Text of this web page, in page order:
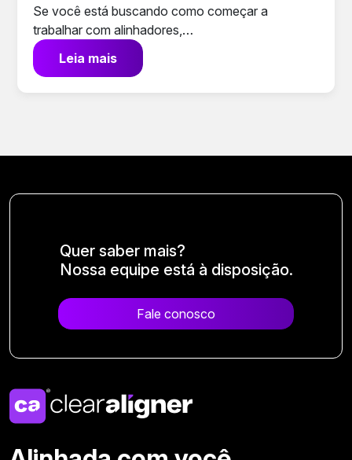
Se você está buscando como começar a
trabalhar com alinhadores,…
Leia mais
Quer saber mais?
Nossa equipe está à disposição.
Fale conosco